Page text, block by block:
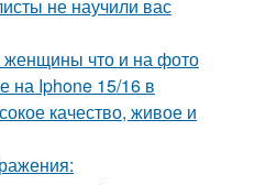
не научили вас
женщины что и на фото
на Iphone 15/16 в
качество, живое и